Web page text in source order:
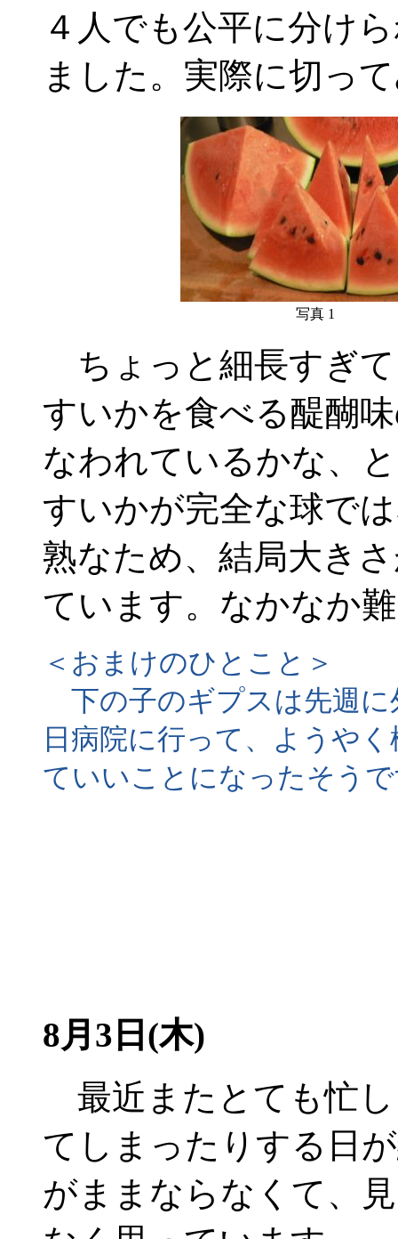
４人でも公平に分け
ました。実際に切っ
写真 1
ちょっと細長すぎ
すいかを食べる醍醐
なわれているかな、
すいかが完全な球で
熟なため、結局大き
ています。なかなか
＜おまけのひとこと＞
下の子のギプスは先週に
日病院に行って、ようや
ていいことになったそう
8月3日(木)
最近またとても忙
てしまったりする日
がままならなくて、